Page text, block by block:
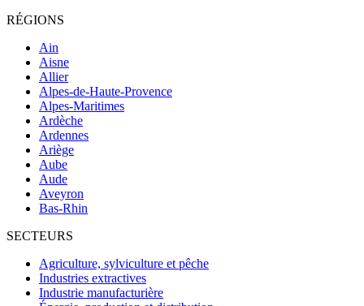
RÉGIONS
Ain
Aisne
Allier
Alpes-de-Haute-Provence
Alpes-Maritimes
Ardèche
Ardennes
Ariège
Aube
Aude
Aveyron
Bas-Rhin
SECTEURS
Agriculture, sylviculture et pêche
Industries extractives
Industrie manufacturière